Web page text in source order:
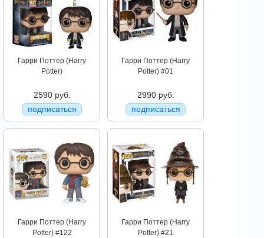
Гарри Поттер (Harry
Potter)
2590 руб.
подписаться
Гарри Поттер (Harry
Potter) #01
2990 руб.
подписаться
Гарри Поттер (Harry
Potter) #122
Гарри Поттер (Harry
Potter) #21